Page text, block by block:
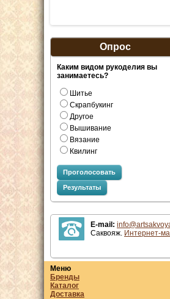
Опрос
Каким видом рукоделия вы
занимаетесь?
Шитье
Скрапбукинг
Другое
Вышивание
Вязание
Квилинг
Проголосовать
Результаты
E-mail:
Саквояж. Интернет-
Меню
Бренды
Каталог
Доставка